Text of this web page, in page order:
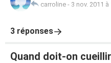
carroline - 3 nov. 2011 à
3 réponses
Quand doit-on